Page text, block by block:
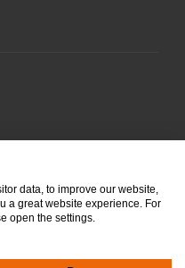
data, to improve our website,
a great website experience. For
open the settings.